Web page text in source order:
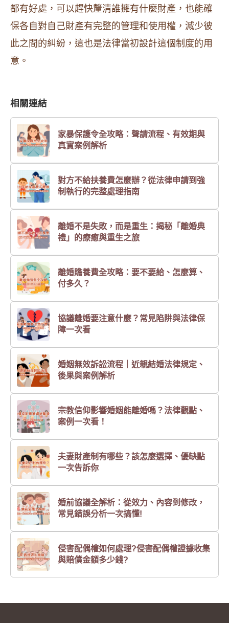
都有好處，可以趕快釐清誰擁有什麼財產，也能確
保各自對自己財產有完整的管理和使用權，減少彼
此之間的糾紛，這也是法律當初設計這個制度的用
意。
相關連結
家暴保護令全攻略：聲請流程、有效期與
真實案例解析
對方不給扶養費怎麼辦？從法律申請到強
制執行的完整處理指南
離婚不是失敗，而是重生：揭秘「離婚典
禮」的療癒與重生之旅
離婚贍養費全攻略：要不要給、怎麼算、
付多久？
協議離婚要注意什麼？常見陷阱與法律保
障一次看
婚姻無效訴訟流程｜近親結婚法律規定、
後果與案例解析
宗教信仰影響婚姻能離婚嗎？法律觀點、
案例一次看！
夫妻財產制有哪些？該怎麼選擇、優缺點
一次告訴你
婚前協議全解析：從效力、內容到修改，
常見錯誤分析一次搞懂!
侵害配偶權如何處理?侵害配偶權證據收集
與賠償金額多少錢?